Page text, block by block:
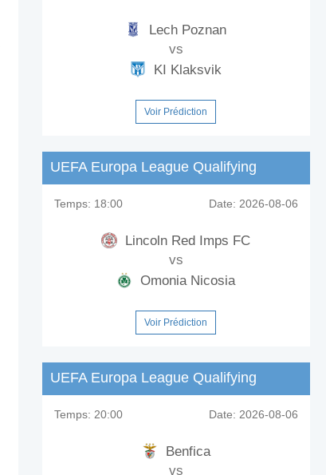
Lech Poznan
vs
KI Klaksvik
Voir Prédiction
UEFA Europa League Qualifying
Temps: 18:00 Date: 2026-08-06
Lincoln Red Imps FC
vs
Omonia Nicosia
Voir Prédiction
UEFA Europa League Qualifying
Temps: 20:00 Date: 2026-08-06
Benfica
vs